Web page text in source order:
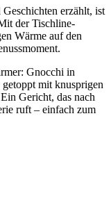
erzählt, ist
der Tischline-
Wärme auf den
Gnocchi in
mit knusprigen
Gericht, das nach
ruft – einfach zum